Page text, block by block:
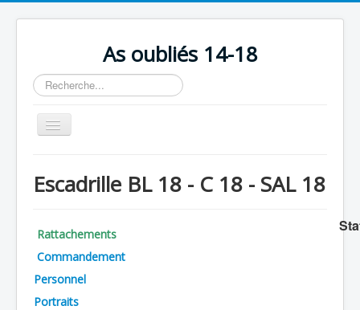
As oubliés 14-18
Rechercher
Basculer
la
Chronologie
Avions
Personnels
Escadrille BL 18 - C 18 - SAL 18
Rattachements
Commandement
Personnel
Portraits